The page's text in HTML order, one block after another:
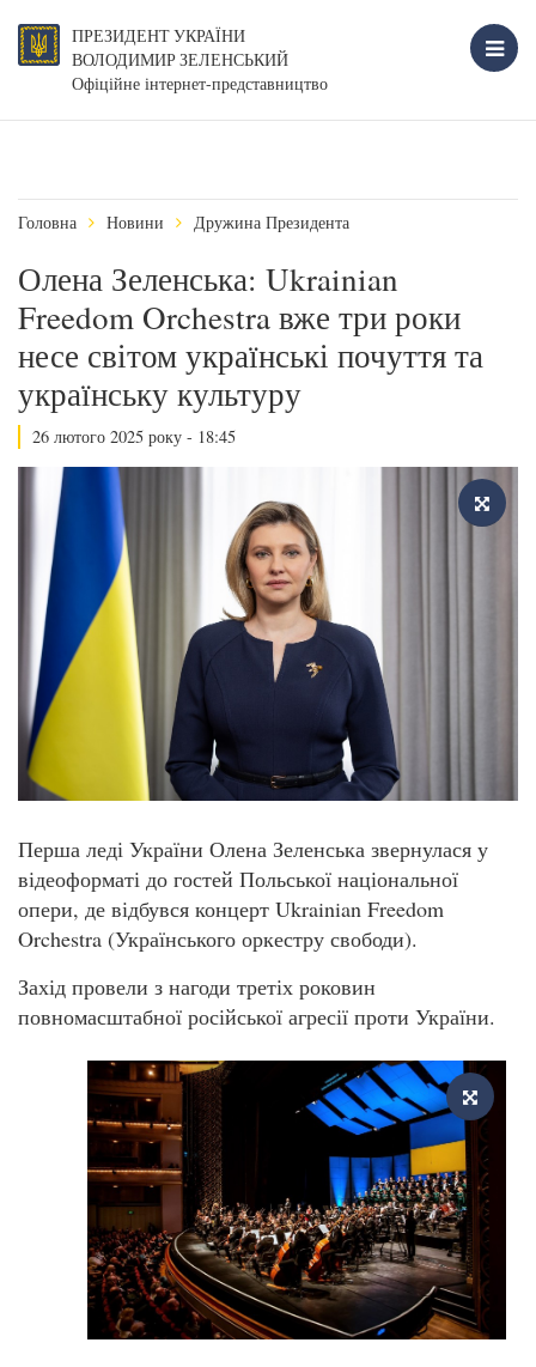
ПРЕЗИДЕНТ УКРАЇНИ
ВОЛОДИМИР ЗЕЛЕНСЬКИЙ
Офіційне інтернет-представництво
Головна Новини Дружина Президента
Олена Зеленська: Ukrainian
Freedom Orchestra вже три роки
несе світом українські почуття та
українську культуру
26 лютого 2025 року - 18:45
Перша леді України Олена Зеленська звернулася у
відеоформаті до гостей Польської національної
опери, де відбувся концерт Ukrainian Freedom
Orchestra (Українського оркестру свободи).
Захід провели з нагоди третіх роковин
повномасштабної російської агресії проти України.